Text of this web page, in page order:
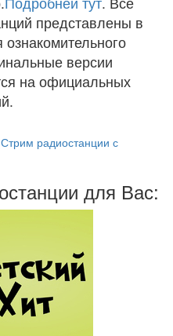
представлены в
версии
на официальных
Стрим радиостанции с
для Вас: